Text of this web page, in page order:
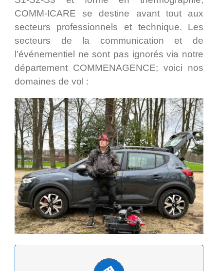
COMM-ICARE se destine avant tout aux
secteurs professionnels et technique. Les
secteurs de la communication et de
l’événementiel ne sont pas ignorés via notre
département COMMENAGENCE; voici nos
domaines de vol :